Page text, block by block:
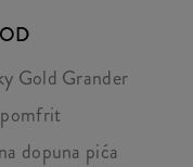
Gold Grander
dopuna pića